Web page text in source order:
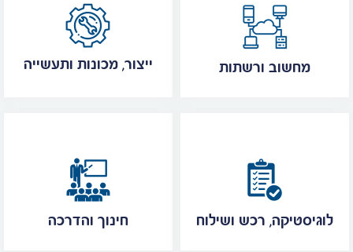
ייצור, מכונות ותעשייה מחשוב ורשתות
חינוך והדרכה לוגיסטיקה, רכש ושילוח